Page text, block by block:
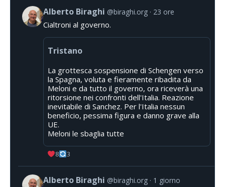
Alberto Biraghi @biraghi.org 23 ore
Cialtroni al governo.
Tristano
La grottesca sospensione di Schengen verso
la Spagna, voluta e fieramente ribadita da
Meloni e da tutto il governo, ora riceverà una
ritorsione nei confronti dell'Italia. Reazione
inevitabile di Sanchez. Per l'Italia nessun
beneficio, pessima figura e danno grave alla
UE.
Meloni le sbaglia tutte
8 3
Alberto Biraghi @biraghi.org 1 giorno